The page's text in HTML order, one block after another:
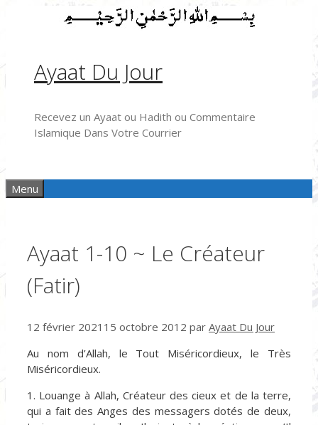
Ayaat Du Jour
Recevez un Ayaat ou Hadith ou Commentaire
Islamique Dans Votre Courrier
Menu
Ayaat 1-10 ~ Le Créateur
(Fatir)
12 février 2021 15 octobre 2012 par Ayaat Du Jour
Au nom d’Allah, le Tout Miséricordieux, le Très
Miséricordieux.
1. Louange à Allah, Créateur des cieux et de la terre,
qui a fait des Anges des messagers dotés de deux,